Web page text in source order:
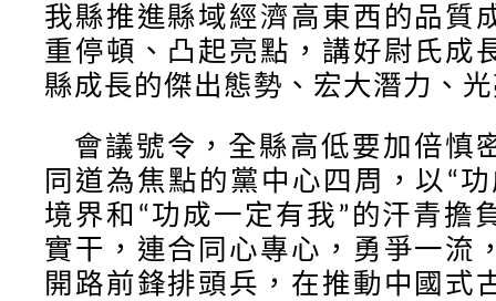
我縣推進縣域經濟高東西的品質
重停頓、凸起亮點，講好尉氏成
縣成長的傑出態勢、宏大潛力、
會議號令，全縣高低要加倍慎
同道為焦點的黨中心四周，以 “
境界和 “ 功成一定有我 ” 的汗青擔
實干，連合同心專心，勇爭一流
開路前鋒排頭兵，在推動中國式